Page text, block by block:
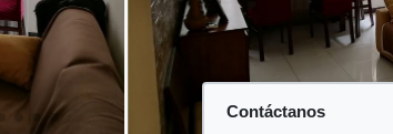
Contáctanos